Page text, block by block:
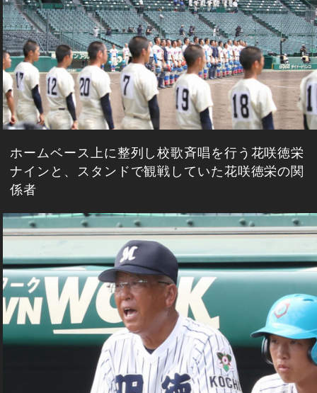
ホームベース上に整列し校歌斉唱を行う花咲徳栄
ナインと、スタンドで観戦していた花咲徳栄の関
係者